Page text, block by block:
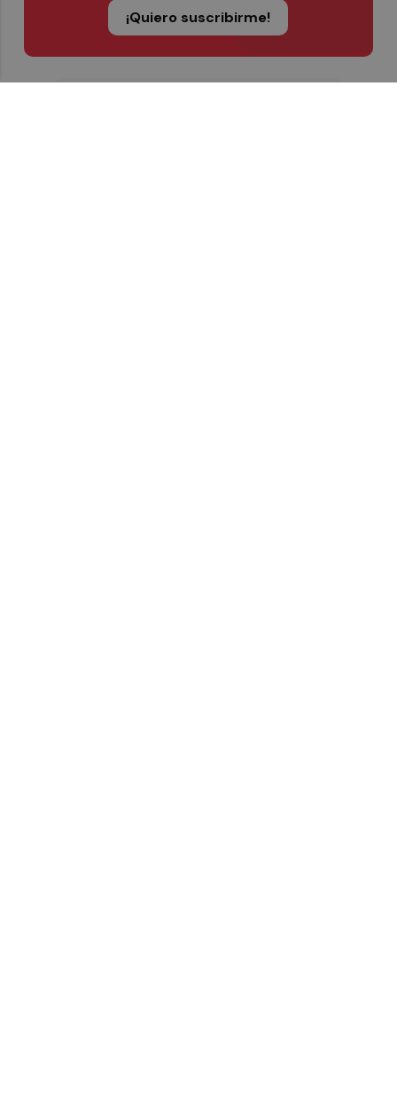
¡Quiero suscribirme!